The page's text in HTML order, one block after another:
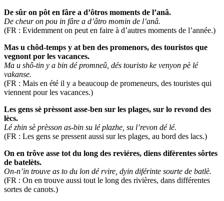
De sûr on pôt en fâre a d’ôtros moments de l’anâ.
De cheur on pou in fâre a d’âtro momin de l’anâ.
(FR : Evidemment on peut en faire à d’autres moments de l’année.)
Mas u chôd-temps y at ben des promenors, des touristos que
vegnont por les vacances.
Ma u shô-tin y a bin dé promneû, dés touristo ke venyon pè lé
vakanse.
(FR : Mais en été il y a beaucoup de promeneurs, des touristes qui
viennent pour les vacances.)
Les gens sè prèssont asse-ben sur les plages, sur lo revond des
lècs.
Lé zhin sè prèsson as-bin su lé plazhe, su l’revon dé lé.
(FR : Les gens se pressent aussi sur les plages, au bord des lacs.)
On en trôve asse tot du long des reviéres, diens difèrentes sôrtes
de batelèts.
On-n’in trouve as to du lon dé rvire, dyin diférinte sourte de batlè.
(FR : On en trouve aussi tout le long des rivières, dans différentes
sortes de canots.)